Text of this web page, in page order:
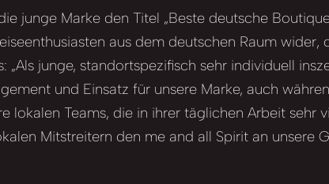
junge Marke den Titel „Beste deutsche
aus dem deutschen Raum wider,
junge, standortspezifisch sehr individuell
und Einsatz für unsere Marke, auch
lokalen Teams, die in ihrer täglichen Arbeit sehr
Mitstreitern den me and all Spirit an unsere